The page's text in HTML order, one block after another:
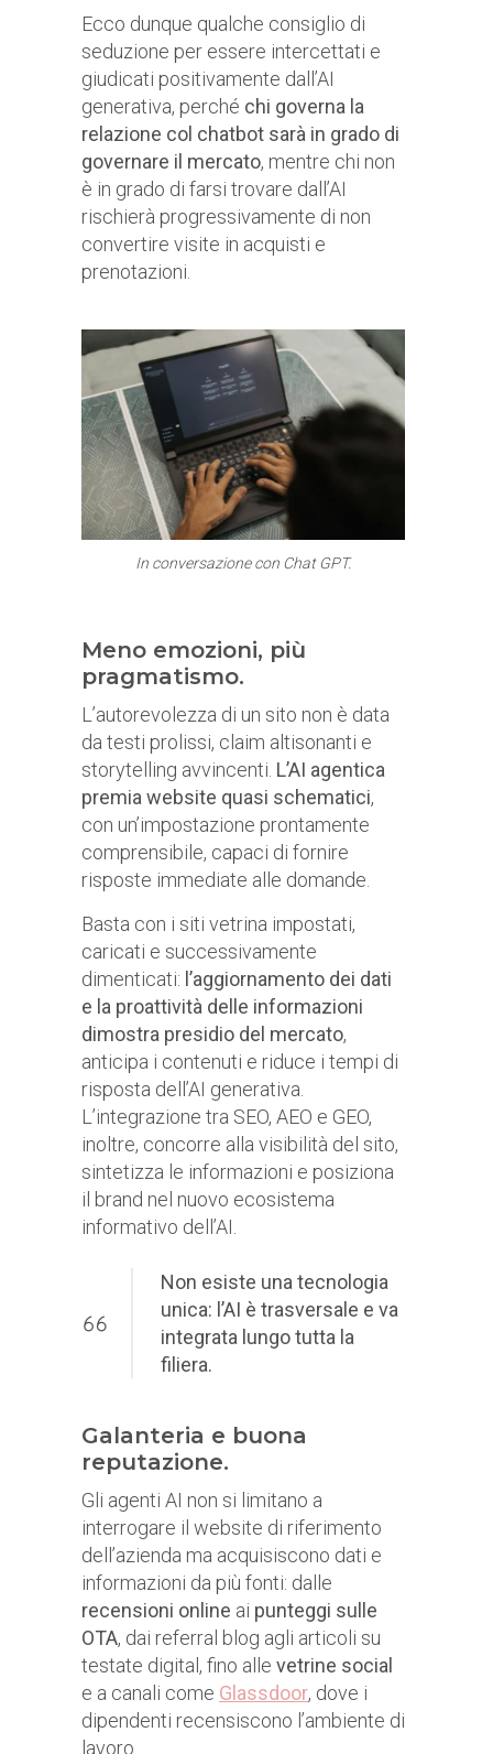
Ecco dunque qualche consiglio di
seduzione per essere intercettati e
giudicati positivamente dall’AI
generativa, perché chi governa la
relazione col chatbot sarà in grado di
governare il mercato, mentre chi non
è in grado di farsi trovare dall’AI
rischierà progressivamente di non
convertire visite in acquisti e
prenotazioni.
In conversazione con Chat GPT.
Meno emozioni, più
pragmatismo.
L’autorevolezza di un sito non è data
da testi prolissi, claim altisonanti e
storytelling avvincenti. L’AI agentica
premia website quasi schematici,
con un’impostazione prontamente
comprensibile, capaci di fornire
risposte immediate alle domande.
Basta con i siti vetrina impostati,
caricati e successivamente
dimenticati: l’aggiornamento dei dati
e la proattività delle informazioni
dimostra presidio del mercato,
anticipa i contenuti e riduce i tempi di
risposta dell’AI generativa.
L’integrazione tra SEO, AEO e GEO,
inoltre, concorre alla visibilità del sito,
sintetizza le informazioni e posiziona
il brand nel nuovo ecosistema
informativo dell’AI.
Non esiste una tecnologia
unica: l’AI è trasversale e va
integrata lungo tutta la
filiera.
Galanteria e buona
reputazione.
Gli agenti AI non si limitano a
interrogare il website di riferimento
dell’azienda ma acquisiscono dati e
informazioni da più fonti: dalle
recensioni online ai punteggi sulle
OTA, dai referral blog agli articoli su
testate digital, fino alle vetrine social
e a canali come Glassdoor, dove i
dipendenti recensiscono l’ambiente di
lavoro.